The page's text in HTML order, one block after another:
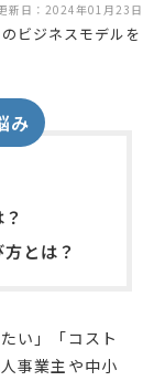
新日：2024年01月23日
み
とは？
い」「コスト
事業主や中小